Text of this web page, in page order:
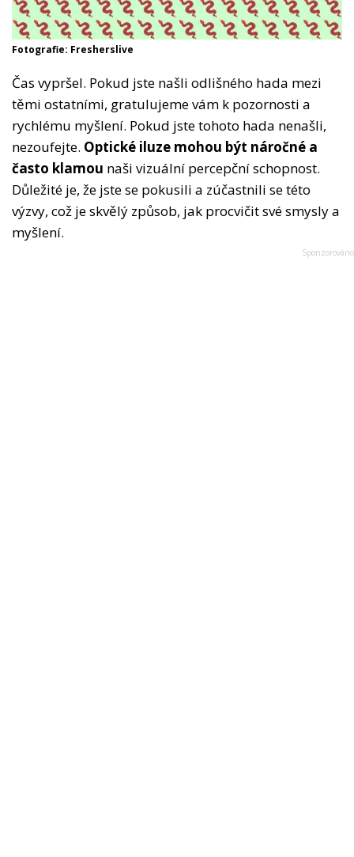
Fotografie: Fresherslive
Čas vypršel. Pokud jste našli odlišného hada mezi
těmi ostatními, gratulujeme vám k pozornosti a
rychlému myšlení. Pokud jste tohoto hada nenašli,
nezoufejte. Optické iluze mohou být náročné a
často klamou naši vizuální percepční schopnost.
Důležité je, že jste se pokusili a zúčastnili se této
výzvy, což je skvělý způsob, jak procvičit své smysly a
myšlení.